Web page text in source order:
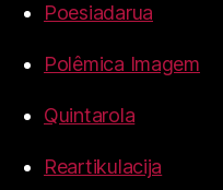
Poesiadarua
Polêmica Imagem
Quintarola
Reartikulacija